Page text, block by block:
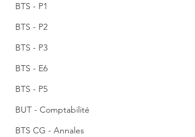
BTS - P1
BTS - P2
BTS - P3
BTS - E6
BTS - P5
BUT - Comptabilité
BTS CG - Annales